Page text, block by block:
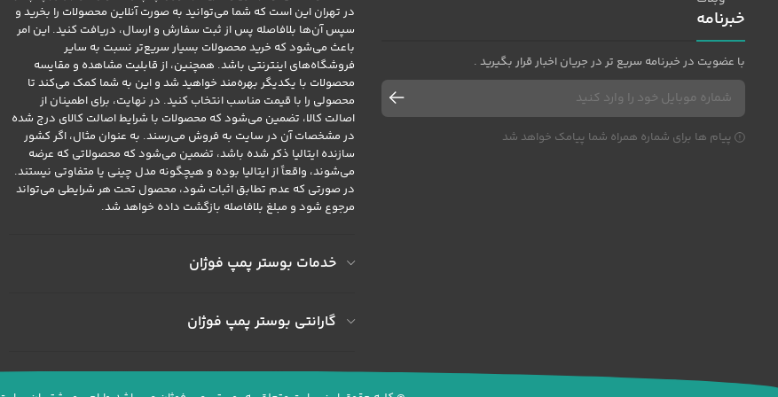
خبرنامه
با عضویت در خبرنامه سریع تر در جریان اخبار قرار بگیرید .
پیام ها برای شماره همراه شما پیامک خواهد شد
در تهران این است که شما می‌توانید به صورت آنلاین محصولات را بخرید و
سپس آن‌ها بلافاصله پس از ثبت سفارش و ارسال، دریافت کنید. این امر
باعث می‌شود که خرید محصولات بسیار سریع‌تر نسبت به سایر
فروشگاه‌های اینترنتی باشد. همچنین، از قابلیت مشاهده و مقایسه
محصولات با یکدیگر بهره‌مند خواهید شد و این به شما کمک می‌کند تا
محصولی را با قیمت مناسب انتخاب کنید. در نهایت، برای اطمینان از
اصالت کالا، تضمین می‌شود که محصولات با شرایط اصالت کالای درج شده
در مشخصات آن در سایت به فروش می‌رسند. به عنوان مثال، اگر کشور
سازنده ایتالیا ذکر شده باشد، تضمین می‌شود که محصولاتی که عرضه
می‌شوند، واقعاً از ایتالیا بوده و هیچگونه مدل چینی یا متفاوتی نیستند.
در صورتی که عدم تطابق اثبات شود، محصول تحت هر شرایطی می‌تواند
مرجوع شود و مبلغ بلافاصله بازگشت داده خواهد شد.
خدمات بوستر پمپ فوژان
گارانتی بوستر پمپ فوژان